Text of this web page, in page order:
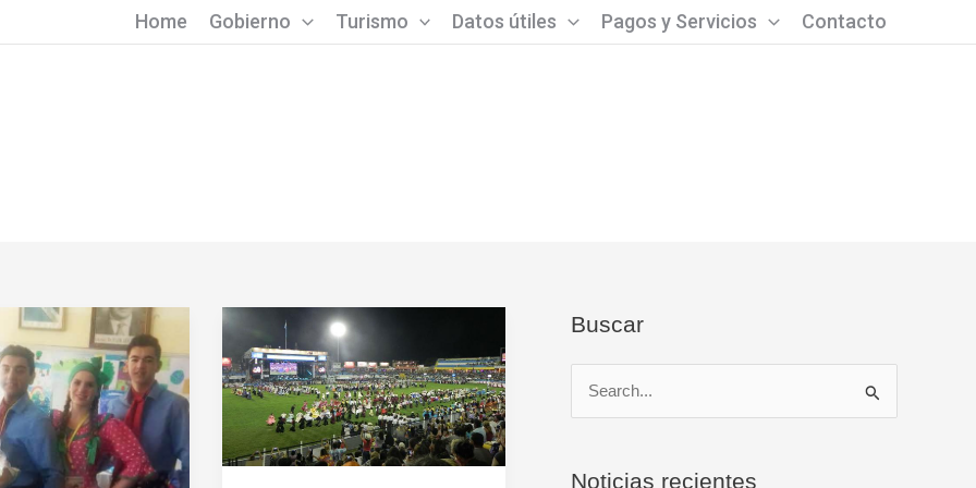
Home Gobierno Turismo Datos útiles Pagos y Servicios Contacto
Buscar
Noticias recientes